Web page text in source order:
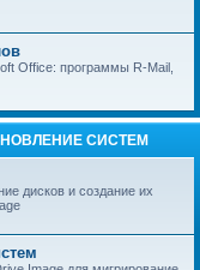
Office: программы R-Mail,
СИСТЕМ
дисков и создание их